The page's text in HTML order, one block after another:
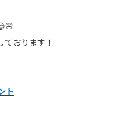
おります！
ト